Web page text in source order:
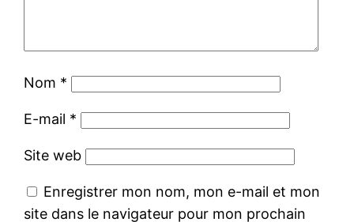
Nom *
E-mail *
Site web
Enregistrer mon nom, mon e-mail et mon
site dans le navigateur pour mon prochain